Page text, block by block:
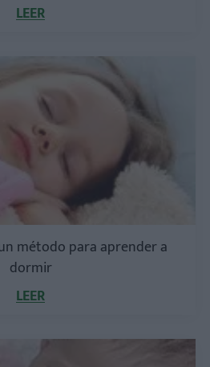
LEER
método para aprender a
dormir
LEER